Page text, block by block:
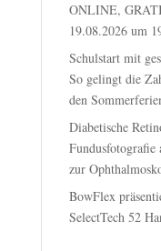
ONLINE,
19.08.2026 um
Schulstart mit
So gelingt die
den
Diabetische
zur
BowFlex
SelectTech 52